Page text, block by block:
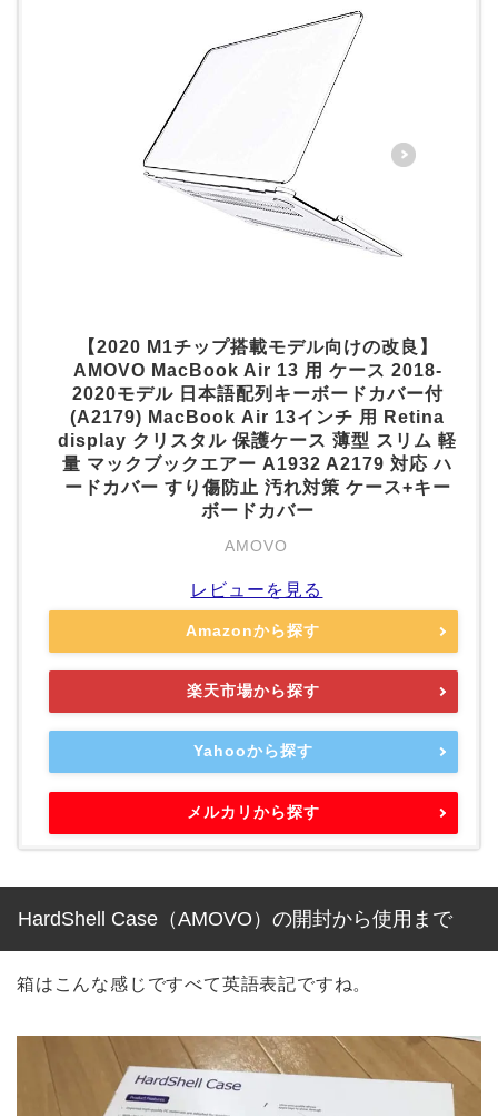
【2020 M1チップ搭載モデル向けの改良】
AMOVO MacBook Air 13 用 ケース 2018-
2020モデル 日本語配列キーボードカバー付
(A2179) MacBook Air 13インチ 用 Retina
display クリスタル 保護ケース 薄型 スリム 軽
量 マックブックエアー A1932 A2179 対応 ハ
ードカバー すり傷防止 汚れ対策 ケース+キー
ボードカバー
AMOVO
レビューを見る
Amazonから探す
楽天市場から探す
Yahooから探す
メルカリから探す
HardShell Case（AMOVO）の開封から使用まで
箱はこんな感じですべて英語表記ですね。